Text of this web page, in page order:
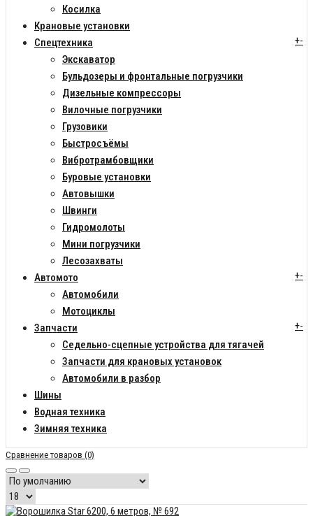
Косилка
Крановые установки
Спецтехника
+-
Экскаватор
Бульдозеры и фронтальные погрузчики
Дизельные компрессоры
Вилочные погрузчики
Грузовики
Быстросъёмы
Вибротрамбовщики
Буровые установки
Автовышки
Швинги
Гидромолоты
Мини погрузчики
Лесозахваты
Автомото
+-
Автомобили
Мотоциклы
Запчасти
+-
Седельно-сцепные устройства для тягачей
Запчасти для крановых установок
Автомобили в разбор
Шины
Водная техника
Зимняя техника
Сравнение товаров (0)